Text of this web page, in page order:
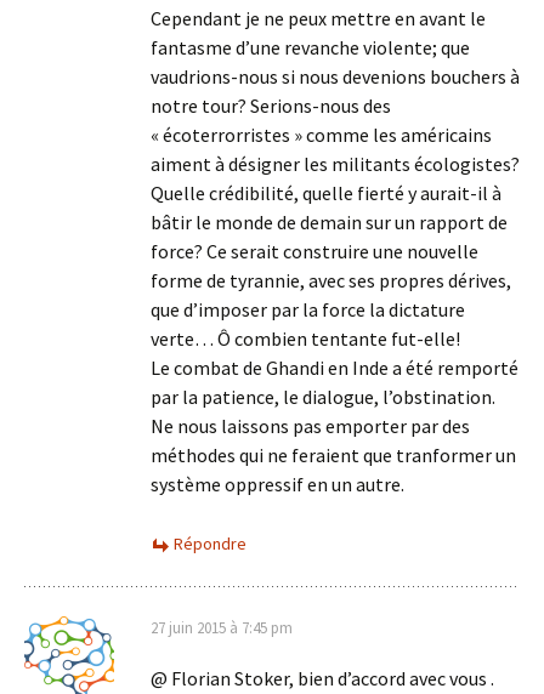
Cependant je ne peux mettre en avant le
fantasme d’une revanche violente; que
vaudrions-nous si nous devenions bouchers à
notre tour? Serions-nous des
« écoterrorristes » comme les américains
aiment à désigner les militants écologistes?
Quelle crédibilité, quelle fierté y aurait-il à
bâtir le monde de demain sur un rapport de
force? Ce serait construire une nouvelle
forme de tyrannie, avec ses propres dérives,
que d’imposer par la force la dictature
verte… Ô combien tentante fut-elle!
Le combat de Ghandi en Inde a été remporté
par la patience, le dialogue, l’obstination.
Ne nous laissons pas emporter par des
méthodes qui ne feraient que tranformer un
système oppressif en un autre.
Répondre
27 juin 2015 à 7:45 pm
@ Florian Stoker, bien d’accord avec vous .